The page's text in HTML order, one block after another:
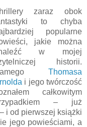
zaraz obok
to chyba
popularne
jakie można
w mojej
historii.
Thomasa
i jego twórczość
całkowitym
– już
i od pierwszej książki
jego powieściami, a